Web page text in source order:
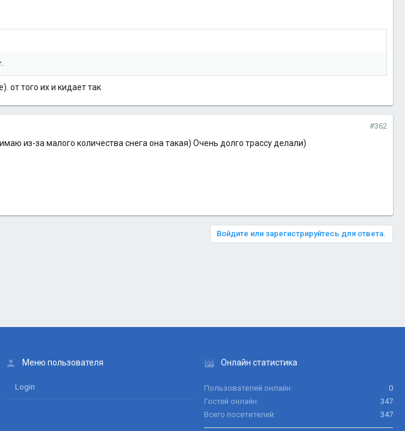
от того их и кидает так
#362
из-за малого количества снега она такая) Очень долго трассу делали)
Войдите или зарегистрируйтесь для ответа.
Меню пользователя
Login
Онлайн статистика
Пользователей онлайн
0
Гостей онлайн
347
Всего посетителей
347